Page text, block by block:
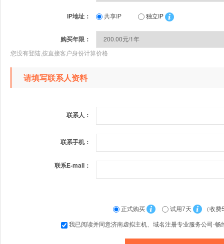
IP地址： 共享IP 独立IP
购买年限：
您没有登陆,按直接客户身份计算价格
请填写联系人资料
联系人：
联系手机：
联系E-mail：
正式购买 试用7天
（收费
我已阅读并同意济南虚拟主机、域名注册专业服务公司-畅